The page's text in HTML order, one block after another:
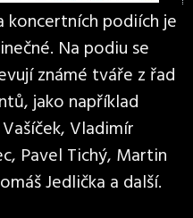
koncertních podiích je
Na podiu se
známé tváře z řad
jako například
Vladimír
Pavel Tichý, Martin
Jedlička a další.